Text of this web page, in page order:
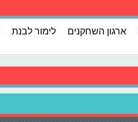
ארגון השחקנים לימור לבנת